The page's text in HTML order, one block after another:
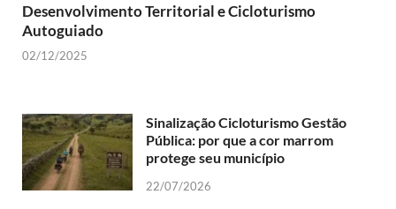
Desenvolvimento Territorial e Cicloturismo
Autoguiado
02/12/2025
Sinalização Cicloturismo Gestão
Pública: por que a cor marrom
protege seu município
22/07/2026